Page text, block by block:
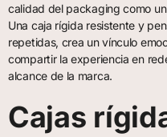
calidad del packaging como
Una caja rígida resistente y
repetidas, crea un vínculo
compartir la experiencia en
alcance de la marca.
Cajas